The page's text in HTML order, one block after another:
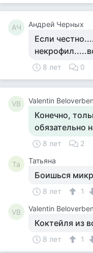
АЧ Андрей Черных
Если
8 лет 0
VB Valentin
Конечно,
обязательно
8 лет 2
Та Татьяна
Боишься
8 лет 1
VB Valentin
Коктейля из
8 лет 1